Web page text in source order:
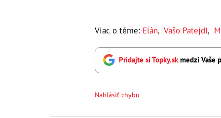
Viac o téme: Elán, Vašo Patejdl,
Pridajte si Topky.skmedzi Vaše
Nahlásiť chybu